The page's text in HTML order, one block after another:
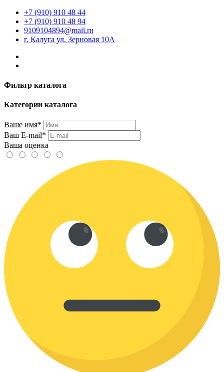
+7 (910) 910 48 44
+7 (910) 910 48 94
9109104894@mail.ru
г. Калуга ул. Зерновая 10А
Фильтр каталога
Категории каталога
Ваше имя*
Ваш E-mail*
Ваша оценка